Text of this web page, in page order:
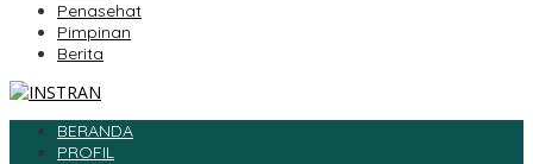
Penasehat
Pimpinan
Berita
BERANDA
PROFIL